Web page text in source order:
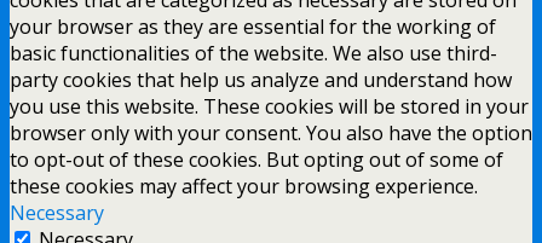
your browser as they are essential for the working of
basic functionalities of the website. We also use third-
party cookies that help us analyze and understand how
you use this website. These cookies will be stored in your
browser only with your consent. You also have the option
to opt-out of these cookies. But opting out of some of
these cookies may affect your browsing experience.
Necessary